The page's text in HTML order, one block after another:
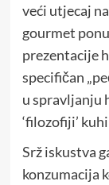
veći utjecaj
gourmet
prezentacije
specifičan
u spravljanju
‘filozofiji’
Srž iskustva
konzumacija